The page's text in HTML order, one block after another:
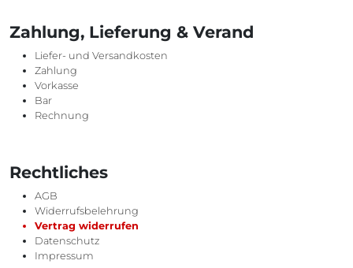
Zahlung, Lieferung & Verand
Liefer- und Versandkosten
Zahlung
Vorkasse
Bar
Rechnung
Rechtliches
AGB
Widerrufsbelehrung
Vertrag widerrufen
Datenschutz
Impressum